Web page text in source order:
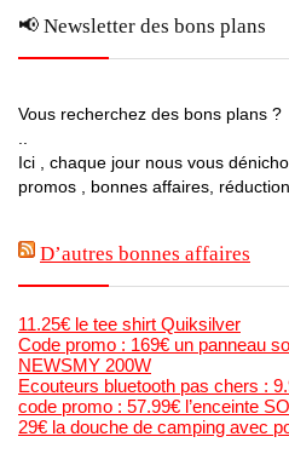
📢 Newsletter des bons plans
Vous recherchez des bons plans
Ici , chaque jour nous vous
promos , bonnes affaires,
D’autres bonnes affaires
11.25€ le tee shirt Quiksilver
Code promo : 169€ un panneau
NEWSMY 200W
Ecouteurs bluetooth pas chers :
code promo : 57.99€ l’enceinte
29€ la douche de camping avec